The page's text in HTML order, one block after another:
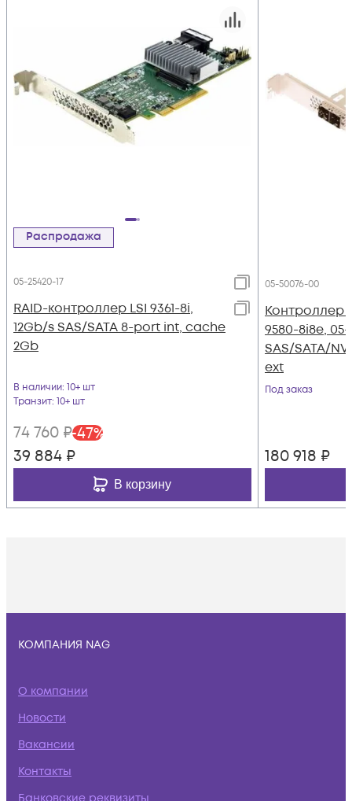
Распродажа
05-25420-17
RAID-контроллер LSI 9361-8i,
12Gb/s SAS/SATA 8-port int, cache
2Gb
В наличии: 10+ шт
Транзит: 10+ шт
74 760 ₽-47%
39 884 ₽
В корзину
05-50076-00
Контроллер
9580-8i8e,
SAS/SATA/
ext
Под заказ
180 918 ₽
КОМПАНИЯ NAG
О компании
Новости
Вакансии
Контакты